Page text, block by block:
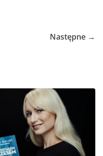
Następne →